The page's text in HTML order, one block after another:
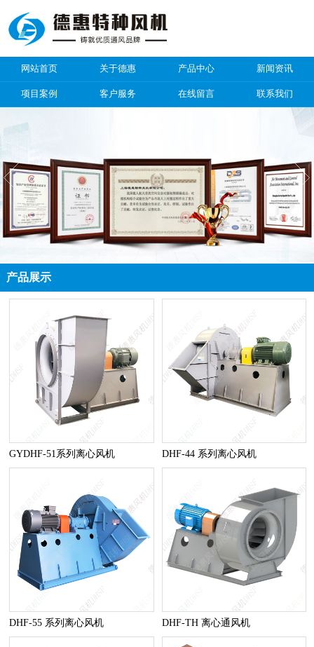
网站首页 关于德惠 产品中心 新闻资讯
项目案例 客户服务 在线留言 联系我们
产品展示
GYDHF-51系列离心风机 DHF-44 系列离心风机
DHF-55 系列离心风机 DHF-TH 离心通风机